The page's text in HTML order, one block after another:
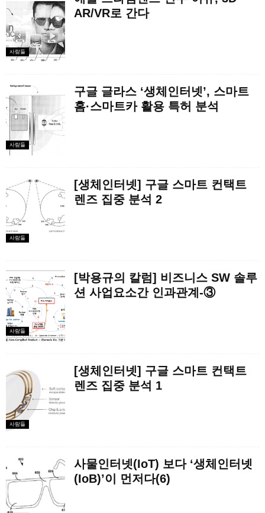
사람들
AR/VR로 간다
사람들
구글 글라스 ‘생체인터넷’, 스마트
홈·스마트카 활용 특허 분석
사람들
[생체인터넷] 구글 스마트 컨택트
렌즈 집중 분석 2
사람들
[박용규의 칼럼] 비즈니스 SW 솔루
션 사업요소간 인과관계-③
사람들
[생체인터넷] 구글 스마트 컨택트
렌즈 집중 분석 1
사물인터넷(IoT) 보다 ‘생체인터넷
(IoB)’이 먼저다(6)